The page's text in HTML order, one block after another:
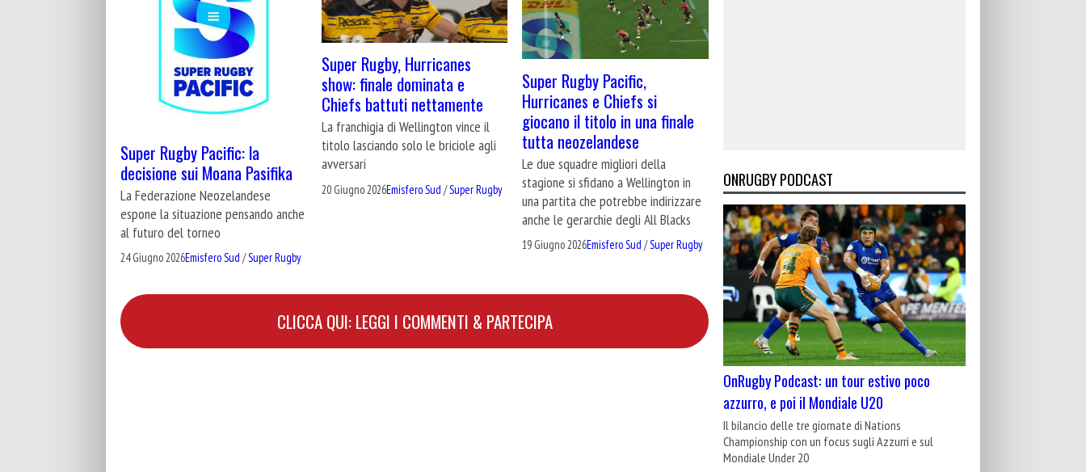
Super Rugby Pacific: la
decisione sui Moana Pasifika
La Federazione Neozelandese
espone la situazione pensando anche
al futuro del torneo
24 Giugno 2026Emisfero Sud /Super Rugby
Super Rugby, Hurricanes
show: finale dominata e
Chiefs battuti nettamente
La franchigia di Wellington vince il
titolo lasciando solo le briciole agli
avversari
20 Giugno 2026Emisfero Sud /Super Rugby
Super Rugby Pacific,
Hurricanes e Chiefs si
giocano il titolo in una finale
tutta neozelandese
Le due squadre migliori della
stagione si sfidano a Wellington in
una partita che potrebbe indirizzare
anche le gerarchie degli All Blacks
19 Giugno 2026Emisfero Sud /Super Rugby
CLICCA QUI: LEGGI I COMMENTI & PARTECIPA
ONRUGBY PODCAST
OnRugby Podcast: un tour estivo poco
azzurro, e poi il Mondiale U20
Il bilancio delle tre giornate di Nations
Championship con un focus sugli Azzurri e sul
Mondiale Under 20